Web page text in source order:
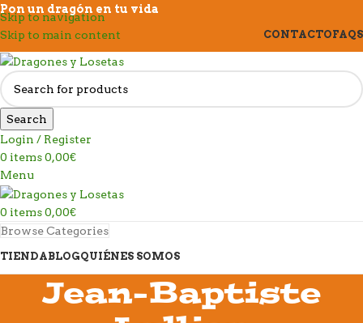
Skip to navigation
Skip to main content
Pon un dragón en tu vida
CONTACTOFAQS
Search
Login / Register
0 items0,00€
Menu
0 items0,00€
Browse Categories
TIENDABLOGQUIÉNES SOMOS
Jean-Baptiste